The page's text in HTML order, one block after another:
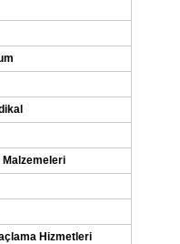
Malzemeleri
Hizmetleri